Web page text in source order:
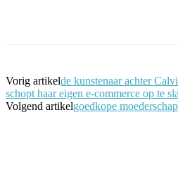
Vorig artikelde kunstenaar achter
schopt haar eigen e-commerce op te
Volgend artikelgoedkope